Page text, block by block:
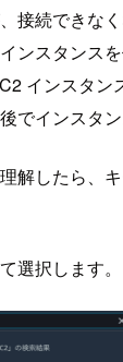
接続できな
ンスタンスを
インスタン
でインスタン
解したら、
選択します。